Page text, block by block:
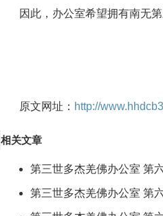
因此，办公室希望拥有南无
原文网址： http://
相关文章
第三世多杰羌佛办公室 第
第三世多杰羌佛办公室 第